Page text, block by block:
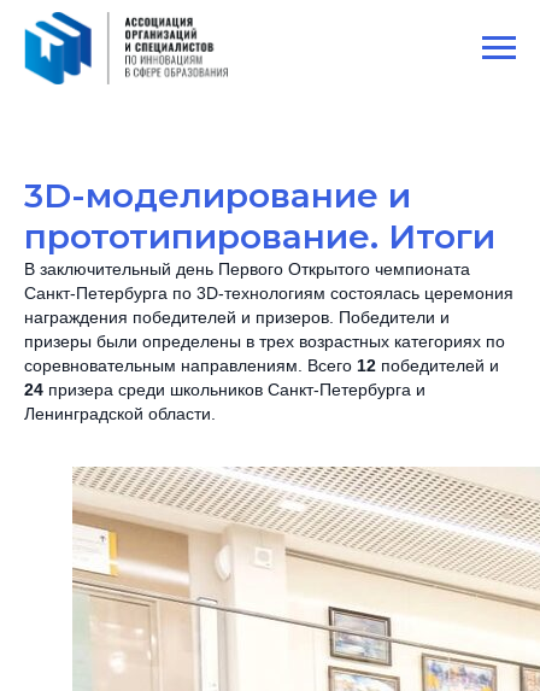
3D-моделирование и
прототипирование. Итоги
В заключительный день Первого Открытого чемпионата
Санкт-Петербурга по 3D-технологиям состоялась церемония
награждения победителей и призеров. Победители и
призеры были определены в трех возрастных категориях по
соревновательным направлениям. Всего 12 победителей и
24 призера среди школьников Санкт-Петербурга и
Ленинградской области.